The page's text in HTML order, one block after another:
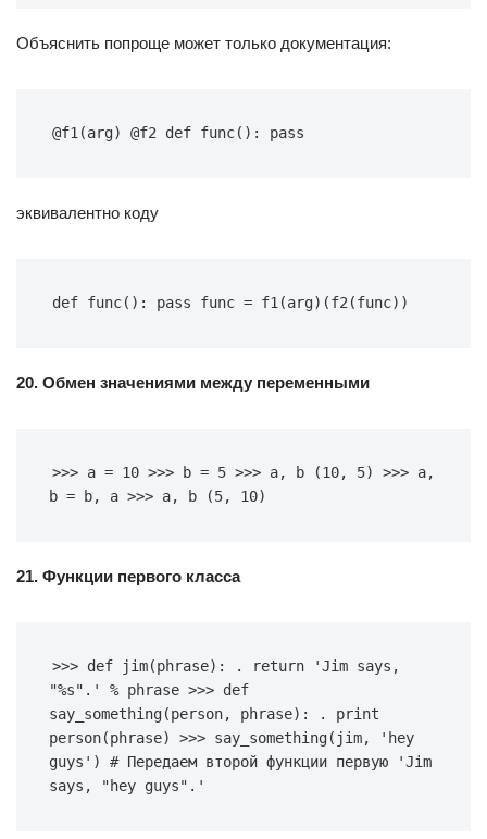
Объяснить попроще может только документация:
@f1(arg) @f2 def func(): pass
эквивалентно коду
def func(): pass func = f1(arg)(f2(func))
20. Обмен значениями между переменными
>>> a = 10 >>> b = 5 >>> a, b (10, 5) >>> a,
b = b, a >>> a, b (5, 10)
21. Функции первого класса
>>> def jim(phrase): . return 'Jim says,
"%s".' % phrase >>> def
say_something(person, phrase): . print
person(phrase) >>> say_something(jim, 'hey
guys') # Передаем второй функции первую 'Jim
says, "hey guys".'